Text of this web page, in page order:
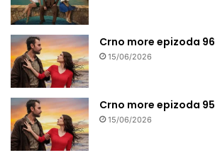
Crno more epizoda 96
15/06/2026
Crno more epizoda 95
15/06/2026